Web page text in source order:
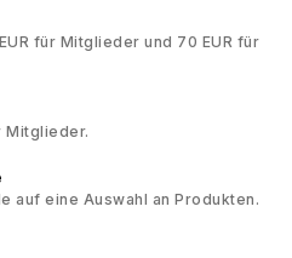
für Mitglieder und 70 EUR für
Mitglieder.
auf eine Auswahl an Produkten.